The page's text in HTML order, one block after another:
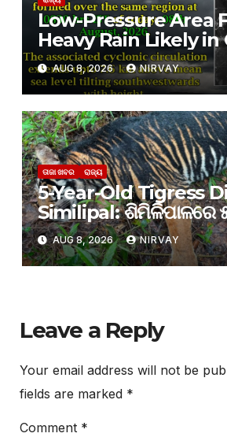
Low-Pressure Area
Heavy Rain Likely in
AUG 8, 2026 NIRVAY
ତାଜା ଖବର ରାଜ୍ୟ
5-Year-Old Tigress
Similipal: ଶିମିଳିପାଳରେ ୫
ବାଘୁଣୀର ମୃତ୍ୟୁ, କାରଣ
AUG 8, 2026 NIRVAY
Leave a Reply
Your email address will not be
fields are marked *
Comment *